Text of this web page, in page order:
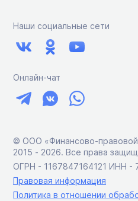
Наши социальные сети
Онлайн-чат
© ООО «Финансово-правовой
2015 ‑ 2026. Все права
ОГРН - 1167847164121 ИНН -
Правовая информация
Политика в отношении